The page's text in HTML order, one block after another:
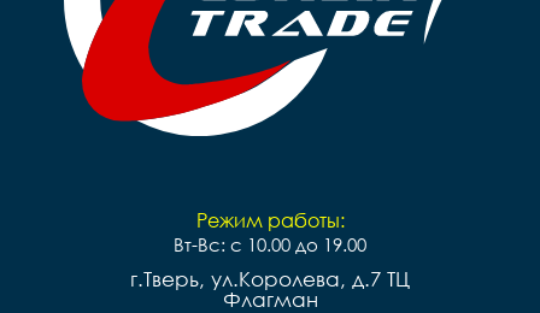
Режим работы:
Вт-Вс: с 10.00 до 19.00
г.Тверь, ул.Королева, д.7 ТЦ
Флагман